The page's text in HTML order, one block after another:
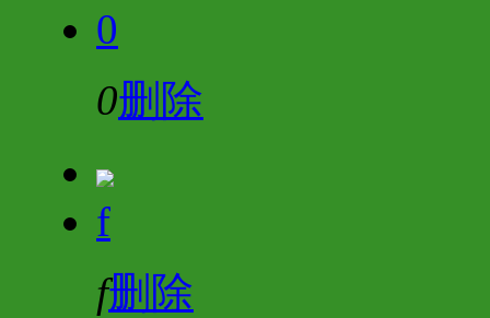
0
0删除
f
f删除